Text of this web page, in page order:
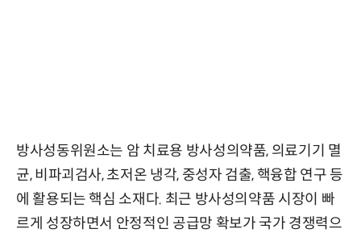
방사성동위원소는 암 치료용 방사성의약품, 의료기기 멸
균, 비파괴검사, 초저온 냉각, 중성자 검출, 핵융합 연구 등
에 활용되는 핵심 소재다. 최근 방사성의약품 시장이 빠
르게 성장하면서 안정적인 공급망 확보가 국가 경쟁력으